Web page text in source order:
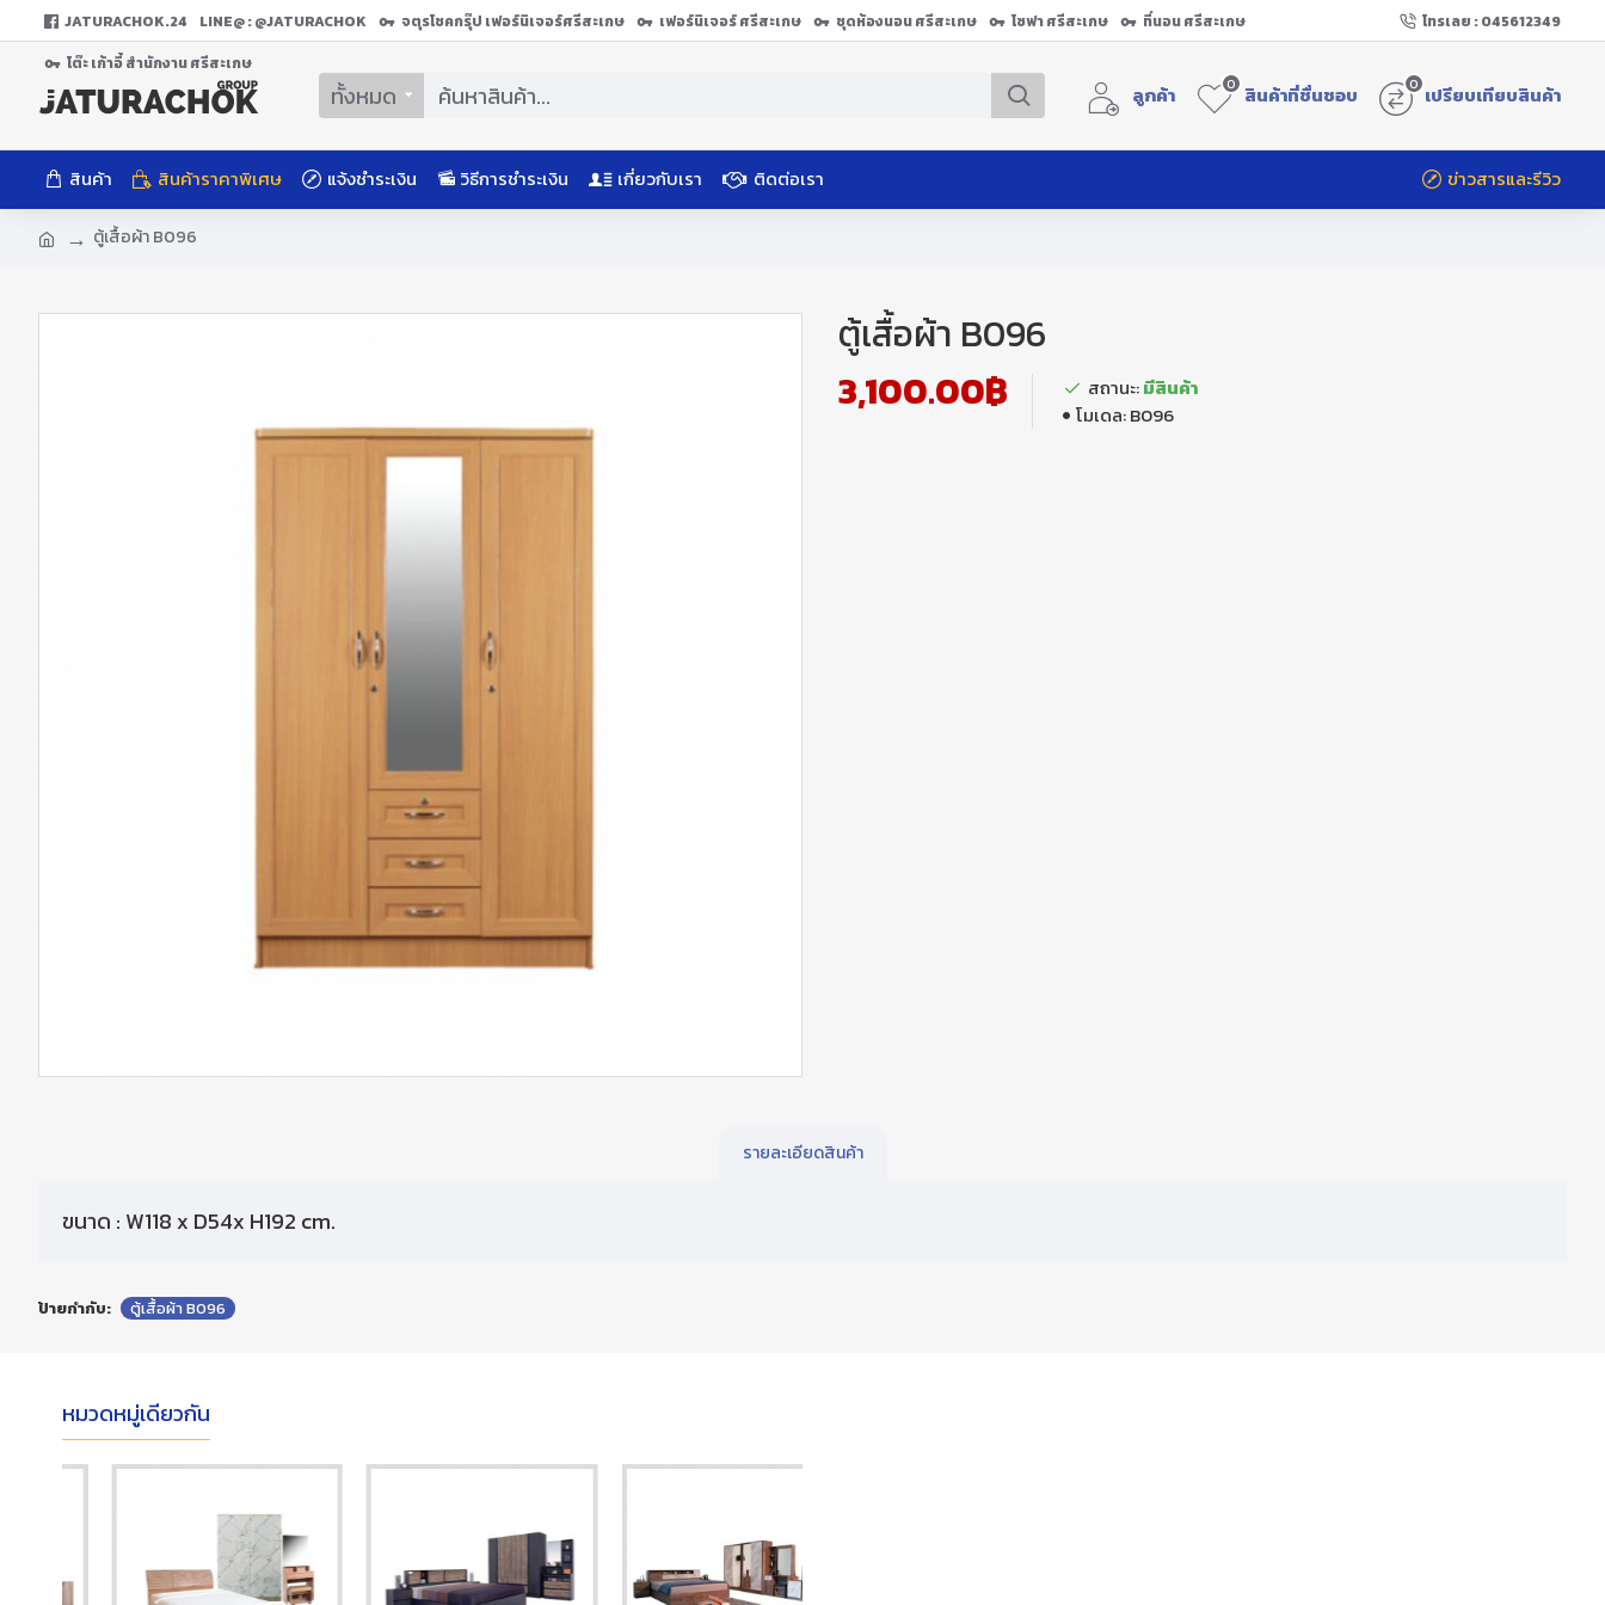
JATURACHOK.24 LINE@ : @JATURACHOK จตุรโชคกรุ๊ป เฟอร์นิเจอร์ศรีสะเกษ เฟอร์นิเจอร์ ศรีสะเกษ ชุดห้องนอน ศรีสะเกษ โซฟา ศรีสะเกษ
ที่นอน ศรีสะเกษ
โต๊ะ เก้าอี้ สํานักงาน ศรีสะเกษ
โทรเลย : 045612349
ทั้งหมด ลูกค้า สินค้าที่ชื่นชอบ
0 เปรียบเทียบสินค้า
0
สินค้า สินค้าราคาพิเศษ แจ้งชำระเงิน วิธีการชำระเงิน เกี่ยวกับเรา ติดต่อเรา ข่าวสารและรีวิว
ตู้เสื้อผ้า B096
ตู้เสื้อผ้า B096
3,100.00฿
สถานะ:มีสินค้า
โมเดล:B096
รายละเอียดสินค้า
ขนาด : W118 x D54x H192 cm.
ป้ายกำกับ: ตู้เสื้อผ้า B096
หมวดหมู่เดียวกัน